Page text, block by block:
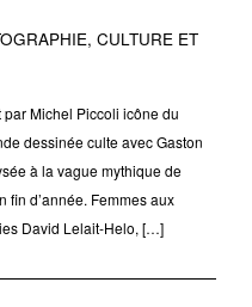
CULTURE ET
Michel Piccoli icône du
dessinée culte avec Gaston
à la vague mythique de
fin d’année. Femmes aux
David Lelait-Helo, […]